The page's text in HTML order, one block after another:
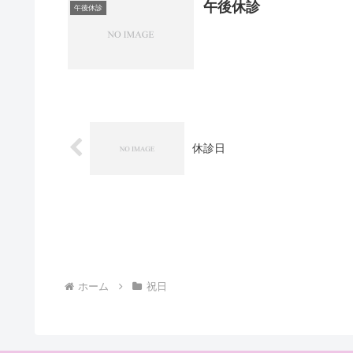
午後休診 午後休診
休診日
ホーム 祝日